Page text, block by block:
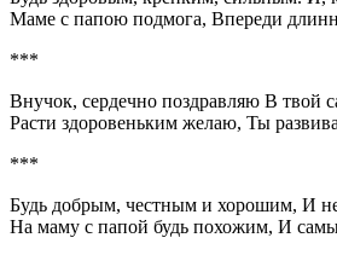
Маме с папою подмога, Впереди
***
Внучок, сердечно поздравляю В твой
Расти здоровеньким желаю, Ты
***
Будь добрым, честным и хорошим, И
На маму с папой будь похожим, И